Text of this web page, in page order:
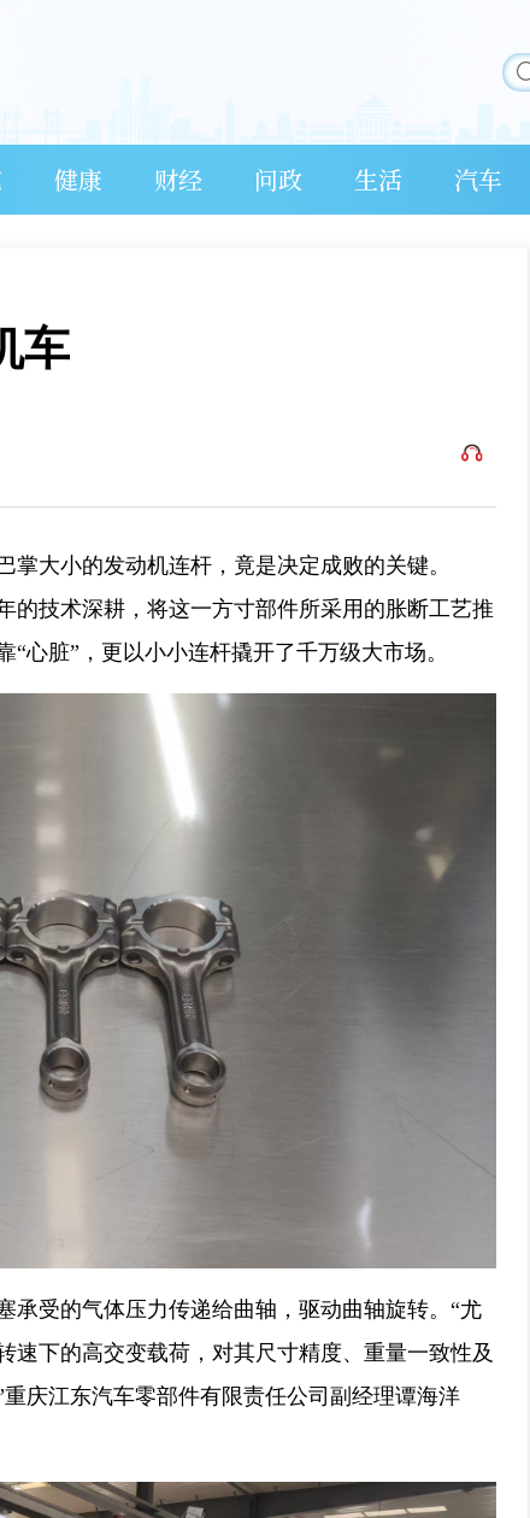
健康 财经 问政 生活 汽车
车
大小的发动机连杆，竟是决定成败的关键。
的技术深耕，将这一方寸部件所采用的胀断工艺推
心脏”，更以小小连杆撬开了千万级大市场。
承受的气体压力传递给曲轴，驱动曲轴旋转。“尤
下的高交变载荷，对其尺寸精度、重量一致性及
庆江东汽车零部件有限责任公司副经理谭海洋